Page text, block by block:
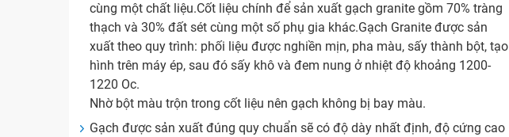
cùng một chất liệu.Cốt liệu chính để sản xuất gạch granite gồm 70% tràng
thạch và 30% đất sét cùng một số phụ gia khác.Gạch Granite được sản
xuất theo quy trình: phối liệu được nghiền mịn, pha màu, sấy thành bột, tạo
hình trên máy ép, sau đó sấy khô và đem nung ở nhiệt độ khoảng 1200-
1220 Oc.
Nhờ bột màu trộn trong cốt liệu nên gạch không bị bay màu.
Gạch được sản xuất đúng quy chuẩn sẽ có độ dày nhất định, độ cứng cao